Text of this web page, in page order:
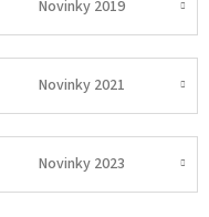
Novinky 2019
Novinky 2021
Novinky 2023